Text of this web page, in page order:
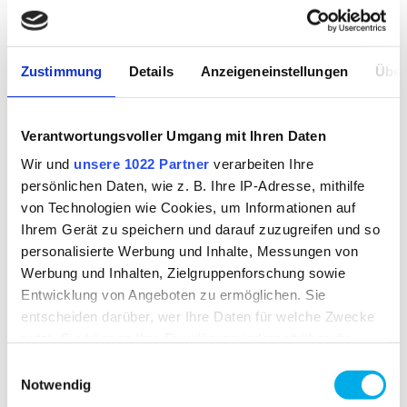
Zustimmung Details Anzeigeneinstellungen
Verantwortungsvoller Umgang mit Ihren Daten
Wir und unsere 1022 Partner verarbeiten Ihre
persönlichen Daten, wie z. B. Ihre IP-Adresse, mithilfe
von Technologien wie Cookies, um Informationen auf
Ihrem Gerät zu speichern und darauf zuzugreifen und so
personalisierte Werbung und Inhalte, Messungen von
Werbung und Inhalten, Zielgruppenforschung sowie
Entwicklung von Angeboten zu ermöglichen. Sie
entscheiden darüber, wer Ihre Daten für welche Zwecke
Trigger Symbol ändern oder widerrufen
Notwendig
AVAILABILITY
21-to-wear
FABRIC
HABETEX® protect
outer fabric 1:55% modacrylic,43% cotton,2%
carbon
outer fabric 2:55% modacrylic,43% cotton,2%
carbon
WEIGHT OF FABRIC
approx. 275.00 g